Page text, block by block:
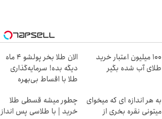
100 میلیون اعتبار خرید
طلای آب شده بگیر
الان طلا بخر پولشو 4 ماه
دیگه بده! سرمایه‌گذاری
طلا با اقساط بی‌بهره
به هر اندازه ای که میخوای
میتونی نقره بخری از
چطور میشه قسطی طلا
خرید | با طلاسی پس انداز